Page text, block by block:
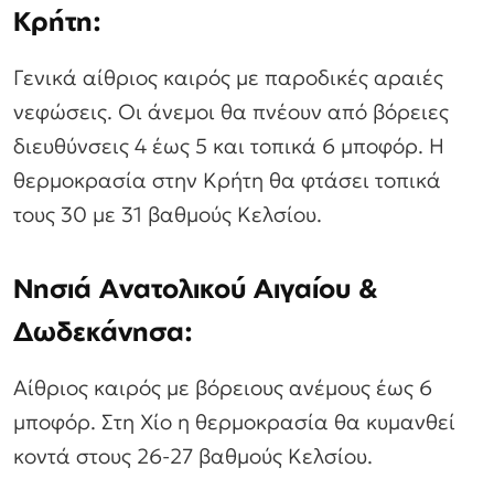
Κρήτη:
Γενικά αίθριος καιρός με παροδικές αραιές
νεφώσεις. Οι άνεμοι θα πνέουν από βόρειες
διευθύνσεις 4 έως 5 και τοπικά 6 μποφόρ. Η
θερμοκρασία στην Κρήτη θα φτάσει τοπικά
τους 30 με 31 βαθμούς Κελσίου.
Νησιά Ανατολικού Αιγαίου &
Δωδεκάνησα:
Αίθριος καιρός με βόρειους ανέμους έως 6
μποφόρ. Στη Χίο η θερμοκρασία θα κυμανθεί
κοντά στους 26-27 βαθμούς Κελσίου.